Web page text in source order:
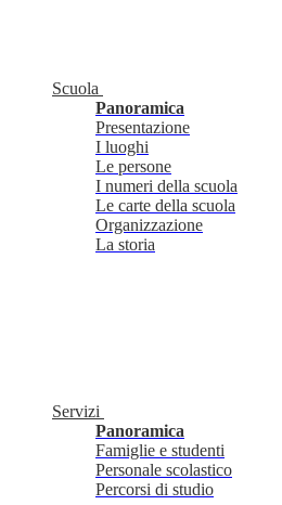
Scuola
Panoramica
Presentazione
I luoghi
Le persone
I numeri della scuola
Le carte della scuola
Organizzazione
La storia
Servizi
Panoramica
Famiglie e studenti
Personale scolastico
Percorsi di studio